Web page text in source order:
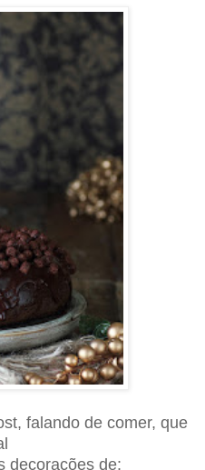
falando de comer, que
decorações de: